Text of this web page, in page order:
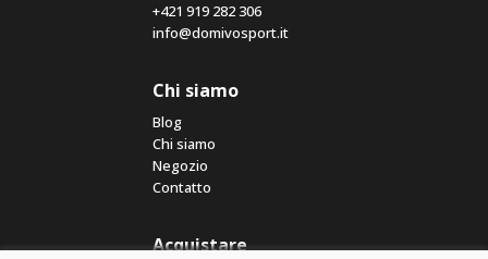
+421 919 282 306
info@domivosport.it
Chi siamo
Blog
Chi siamo
Negozio
Contatto
Acquistare